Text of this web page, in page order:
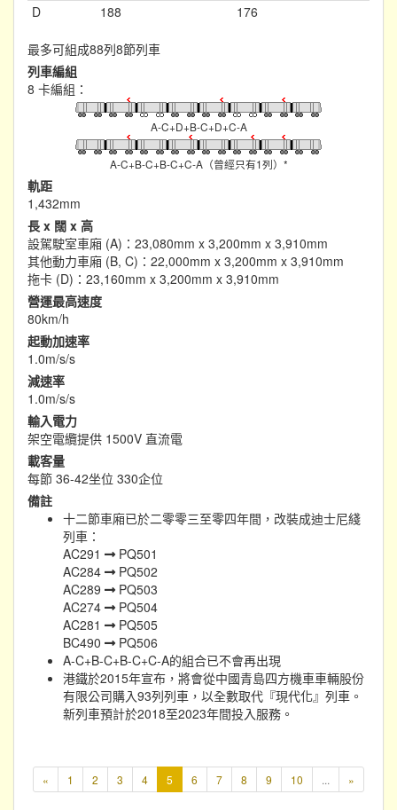
D
188 176
最多可組成88列8節列車
列車編組
8 卡編組：
A-C+D+B-C+D+C-A
A-C+B-C+B-C+C-A（曾經只有1列）*
軌距
1,432mm
長 x 闊 x 高
設駕駛室車廂 (A)：23,080mm x 3,200mm x 3,910mm
其他動力車廂 (B, C)：22,000mm x 3,200mm x 3,910mm
拖卡 (D)：23,160mm x 3,200mm x 3,910mm
營運最高速度
80km/h
起動加速率
1.0m/s/s
減速率
1.0m/s/s
輸入電力
架空電纜提供 1500V 直流電
載客量
每節 36-42坐位 330企位
備註
十二節車廂已於二零零三至零四年間，改裝成迪士尼綫
列車：
AC291
PQ501
AC284
PQ502
AC289
PQ503
AC274
PQ504
AC281
PQ505
BC490
PQ506
A-C+B-C+B-C+C-A的組合已不會再出現
港鐵於2015年宣布，將會從中國青島四方機車車輛股份
有限公司購入93列列車，以全數取代『現代化』列車。
新列車預計於2018至2023年間投入服務。
« 1 2 3 4 5
頁
6 7 8 9 10 ... »